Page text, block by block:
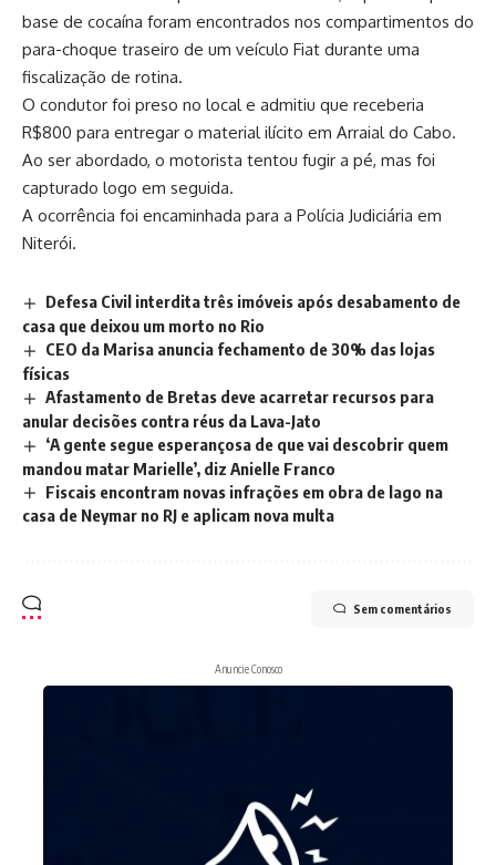
base de cocaína foram encontrados nos compartimentos do
para-choque traseiro de um veículo Fiat durante uma
fiscalização de rotina.
O condutor foi preso no local e admitiu que receberia
R$800 para entregar o material ilícito em Arraial do Cabo.
Ao ser abordado, o motorista tentou fugir a pé, mas foi
capturado logo em seguida.
A ocorrência foi encaminhada para a Polícia Judiciária em
Niterói.
Defesa Civil interdita três imóveis após desabamento de
casa que deixou um morto no Rio
CEO da Marisa anuncia fechamento de 30% das lojas
físicas
Afastamento de Bretas deve acarretar recursos para
anular decisões contra réus da Lava-Jato
‘A gente segue esperançosa de que vai descobrir quem
mandou matar Marielle’, diz Anielle Franco
Fiscais encontram novas infrações em obra de lago na
casa de Neymar no RJ e aplicam nova multa
Sem comentários
Anuncie Conosco